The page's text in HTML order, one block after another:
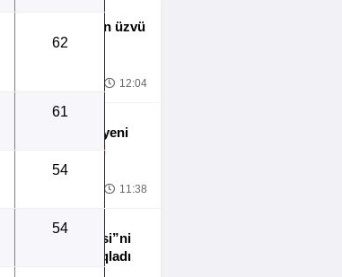
62
61
54
54
Yaponiya millisinin üzvü
“Kristal Pelas”da
12:04
Fransa klubunda yeni
müqavilə -
RƏSMİ
11:38
Xabi Alonso “Çelsi”ni
niyə seçdiyini açıqladı